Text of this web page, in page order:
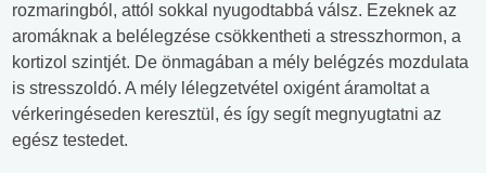
rozmaringból, attól sokkal nyugodtabbá válsz. Ezeknek az
aromáknak a belélegzése csökkentheti a stresszhormon, a
kortizol szintjét. De önmagában a mély belégzés mozdulata
is stresszoldó. A mély lélegzetvétel oxigént áramoltat a
vérkeringéseden keresztül, és így segít megnyugtatni az
egész testedet.